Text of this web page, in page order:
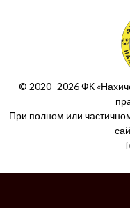
© 2020–2026 ФК
При полном или